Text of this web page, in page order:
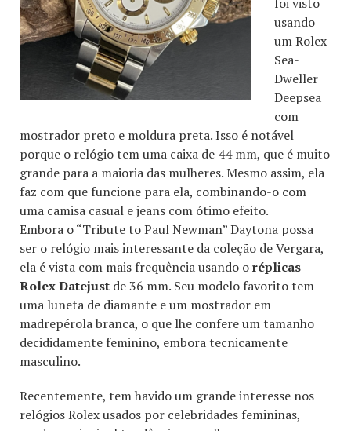
foi visto
usando
um Rolex
Sea-
Dweller
Deepsea
com
mostrador preto e moldura preta. Isso é notável
porque o relógio tem uma caixa de 44 mm, que é muito
grande para a maioria das mulheres. Mesmo assim, ela
faz com que funcione para ela, combinando-o com
uma camisa casual e jeans com ótimo efeito.
Embora o “Tribute to Paul Newman” Daytona possa
ser o relógio mais interessante da coleção de Vergara,
ela é vista com mais frequência usando oréplicas
Rolex Datejust de 36 mm. Seu modelo favorito tem
uma luneta de diamante e um mostrador em
madrepérola branca, o que lhe confere um tamanho
decididamente feminino, embora tecnicamente
masculino.
Recentemente, tem havido um grande interesse nos
relógios Rolex usados por celebridades femininas,